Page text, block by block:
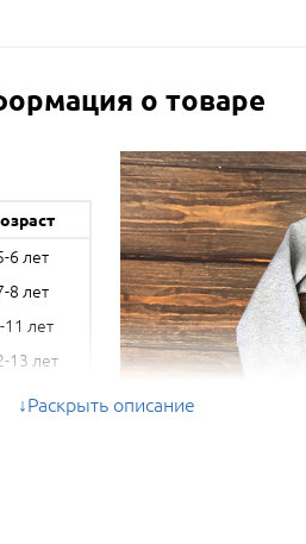
о товаре
6 лет
8 лет
11 лет
13 лет
- ширина
Раскрыть описание